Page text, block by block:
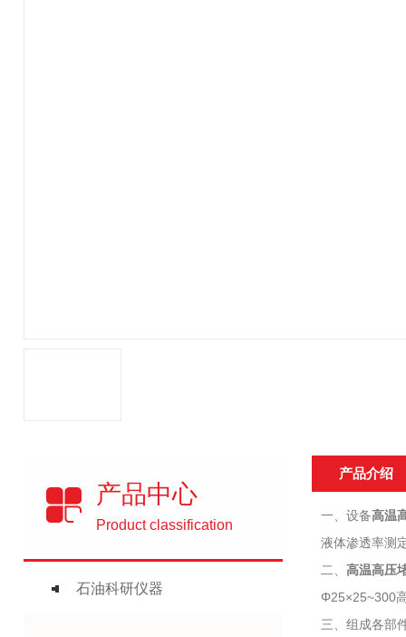
产品中心
Product classification
石油科研仪器
产品介绍
一、设备高温
液体渗透率测
二、 高温高压
Φ25×25~300
三、组成各部